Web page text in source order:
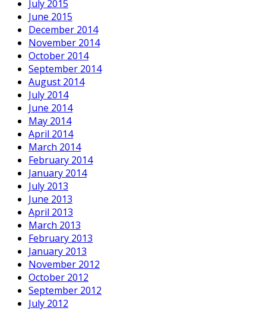
July 2015
June 2015
December 2014
November 2014
October 2014
September 2014
August 2014
July 2014
June 2014
May 2014
April 2014
March 2014
February 2014
January 2014
July 2013
June 2013
April 2013
March 2013
February 2013
January 2013
November 2012
October 2012
September 2012
July 2012